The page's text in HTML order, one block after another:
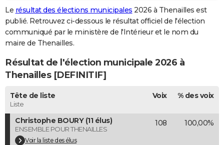
Destinations
City break
Voyage nature
Voyage de noces
Forum
Climat
+
PHOTO
GUIDES D'ACHAT
CARTE DE VOEUX
Carte de Noël
Carte Bonne année
Carte Saint-Valentin
Carte Pâques
Carte d'anniversaire
DICTIONNAIRE
PROGRAMME TV
COPAINS D'AVANT
Le résultat des élections municipales 2026 à Thenailles est
publié. Retrouvez ci-dessous le résultat officiel de l'élection
communiqué par le ministère de l'Intérieur et le nom du
maire de Thenailles.
Résultat de l'élection municipale 2026 à
Thenailles [DEFINITIF]
Tête de liste
Liste
Voix % des voix
Christophe BOURY (11 élus)
ENSEMBLE POUR THENAILLES
Voir la liste des élus
108 100,00%